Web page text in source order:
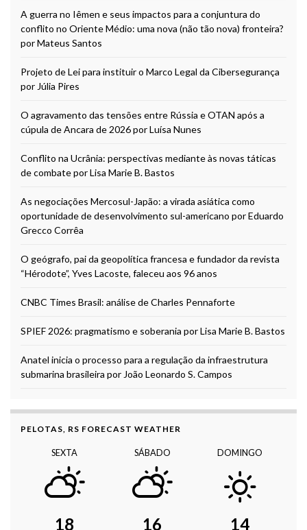
A guerra no Iêmen e seus impactos para a conjuntura do
conflito no Oriente Médio: uma nova (não tão nova) fronteira?
por Mateus Santos
Projeto de Lei para instituir o Marco Legal da Cibersegurança
por Júlia Pires
O agravamento das tensões entre Rússia e OTAN após a
cúpula de Ancara de 2026 por Luísa Nunes
Conflito na Ucrânia: perspectivas mediante às novas táticas
de combate por Lisa Marie B. Bastos
As negociações Mercosul-Japão: a virada asiática como
oportunidade de desenvolvimento sul-americano por Eduardo
Grecco Corrêa
O geógrafo, pai da geopolítica francesa e fundador da revista
“Hérodote”, Yves Lacoste, faleceu aos 96 anos
CNBC Times Brasil: análise de Charles Pennaforte
SPIEF 2026: pragmatismo e soberania por Lisa Marie B. Bastos
Anatel inicia o processo para a regulação da infraestrutura
submarina brasileira por João Leonardo S. Campos
PELOTAS, RS FORECAST WEATHER
SEXTA
18
SÁBADO
16
DOMINGO
14